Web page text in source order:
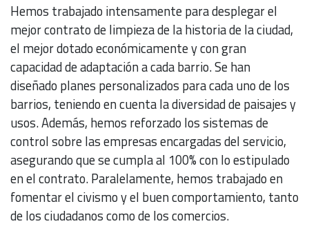
Hemos trabajado intensamente para desplegar el
mejor contrato de limpieza de la historia de la ciudad,
el mejor dotado económicamente y con gran
capacidad de adaptación a cada barrio. Se han
diseñado planes personalizados para cada uno de los
barrios, teniendo en cuenta la diversidad de paisajes y
usos. Además, hemos reforzado los sistemas de
control sobre las empresas encargadas del servicio,
asegurando que se cumpla al 100% con lo estipulado
en el contrato. Paralelamente, hemos trabajado en
fomentar el civismo y el buen comportamiento, tanto
de los ciudadanos como de los comercios.